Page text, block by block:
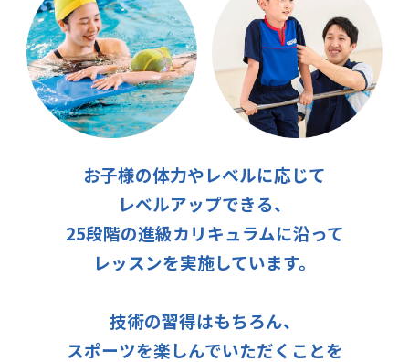
お子様の体力やレベルに応じて
レベルアップできる、
25段階の進級カリキュラムに沿って
レッスンを実施しています。
技術の習得はもちろん、
スポーツを楽しんでいただくことを